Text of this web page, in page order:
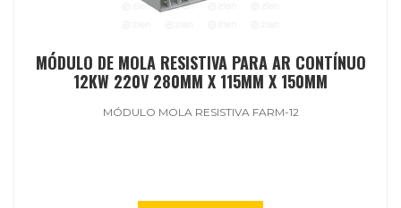
MÓDULO DE MOLA RESISTIVA PARA AR CONTÍNUO
12KW 220V 280MM X 115MM X 150MM
MÓDULO MOLA RESISTIVA FARM-12